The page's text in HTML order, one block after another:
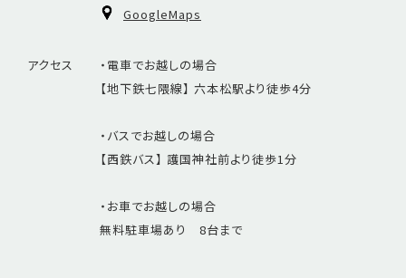
GoogleMaps
アクセス
・電車でお越しの場合
【地下鉄七隈線】 六本松駅より徒歩4分
・バスでお越しの場合
【西鉄バス】 護国神社前より徒歩1分
・お車でお越しの場合
無料駐車場あり 8台まで